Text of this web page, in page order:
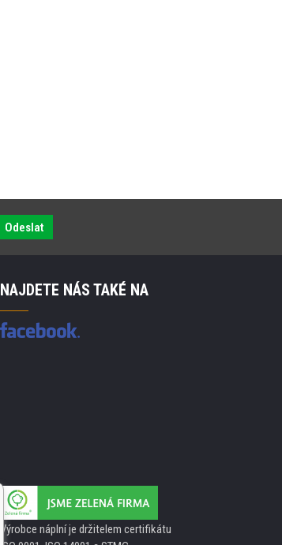
Odeslat
NAJDETE NÁS TAKÉ NA
Výrobce náplní je držitelem certifikátu